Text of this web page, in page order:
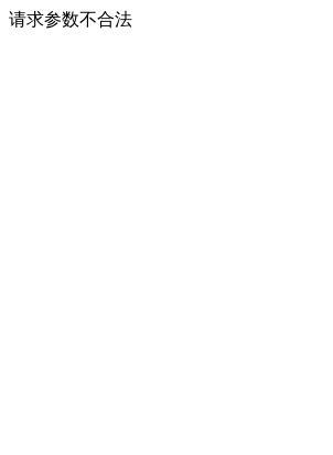
请求参数不合法